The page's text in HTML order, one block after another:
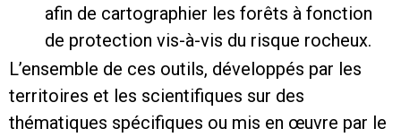
afin de cartographier les forêts à fonction
de protection vis-à-vis du risque rocheux.
L’ensemble de ces outils, développés par les
territoires et les scientifiques sur des
thématiques spécifiques ou mis en œuvre par le